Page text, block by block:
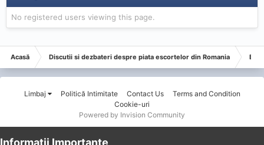
No registered users viewing this page.
Acasă Discutii si dezbateri despre piata escortelor din Romania
Limbaj Politică Intimitate Contact Us
Terms and Condition
Cookie-uri
Powered by Invision Community
Informații Importante